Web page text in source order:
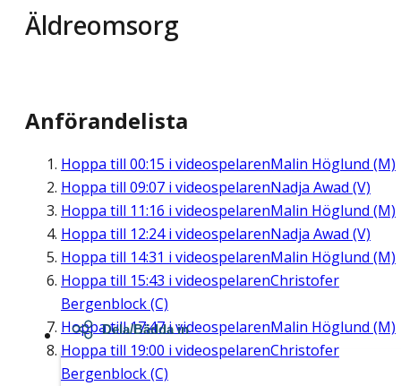
Äldreomsorg
Anförandelista
Hoppa till 00:15 i videospelarenMalin Höglund (M)
Hoppa till 09:07 i videospelarenNadja Awad (V)
Hoppa till 11:16 i videospelarenMalin Höglund (M)
Hoppa till 12:24i videospelarenNadja Awad (V)
Hoppa till 14:31 i videospelarenMalin Höglund (M)
Hoppa till 15:43 i videospelarenChristofer
Bergenblock (C)
Hoppa till17:47i videospelarenMalin Höglund (M)
Hoppa till 19:00 i videospelarenChristofer
Bergenblock (C)
Dela/Bädda in